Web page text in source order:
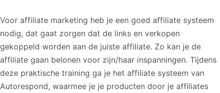
Voor affiliate marketing heb je een goed affiliate systeem
nodig, dat gaat zorgen dat de links en verkopen
gekoppeld worden aan de juiste affiliate. Zo kan je de
affiliate gaan belonen voor zijn/haar inspanningen. Tijdens
deze praktische training ga je het affiliate systeem van
Autorespond, waarmee je je producten door je affiliates